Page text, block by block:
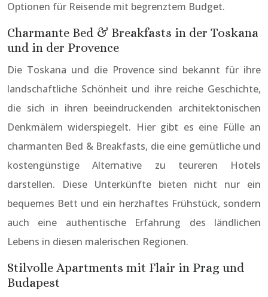
Optionen für Reisende mit begrenztem Budget.
Charmante Bed & Breakfasts in der Toskana
und in der Provence
Die Toskana und die Provence sind bekannt für ihre
landschaftliche Schönheit und ihre reiche Geschichte,
die sich in ihren beeindruckenden architektonischen
Denkmälern widerspiegelt. Hier gibt es eine Fülle an
charmanten Bed & Breakfasts, die eine gemütliche und
kostengünstige Alternative zu teureren Hotels
darstellen. Diese Unterkünfte bieten nicht nur ein
bequemes Bett und ein herzhaftes Frühstück, sondern
auch eine authentische Erfahrung des ländlichen
Lebens in diesen malerischen Regionen.
Stilvolle Apartments mit Flair in Prag und
Budapest